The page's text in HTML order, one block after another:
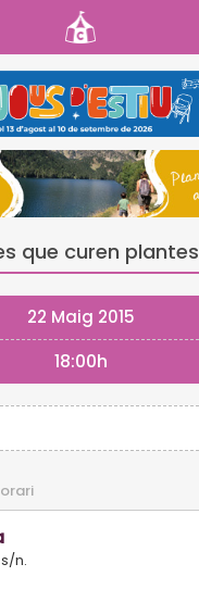
que curen plantes
22 Maig 2015
18:00h
n.